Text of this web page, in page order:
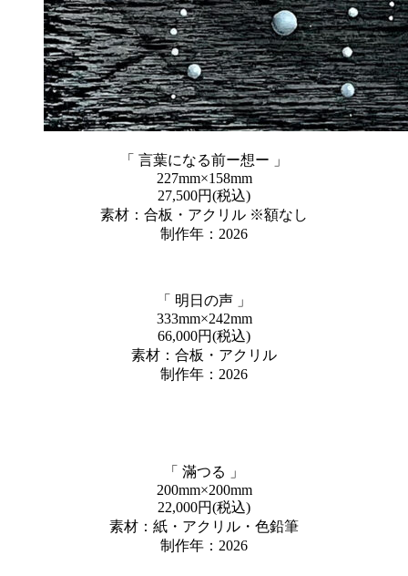
「 言葉になる前ー想ー 」
227mm×158mm
27,500円(税込)
素材：合板・アクリル ※額なし
制作年：2026
「 明日の声 」
333mm×242mm
66,000円(税込)
素材：合板・アクリル
制作年：2026
「 滿つる 」
200mm×200mm
22,000円(税込)
素材：紙・アクリル・色鉛筆
制作年：2026